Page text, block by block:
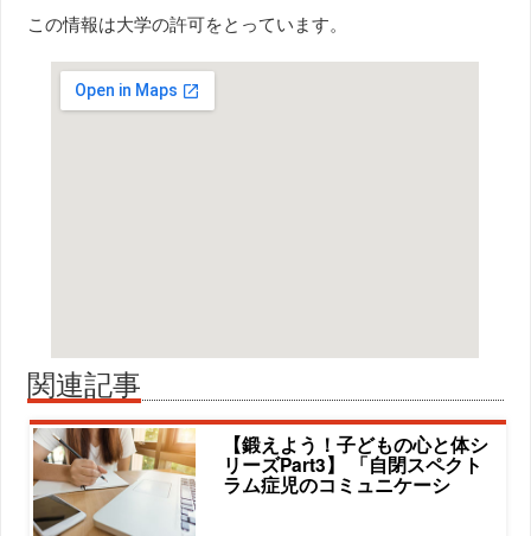
この情報は大学の許可をとっています。
関連記事
【鍛えよう！子どもの心と体シ
リーズPart3】 「自閉スペクト
ラム症児のコミュニケーシ